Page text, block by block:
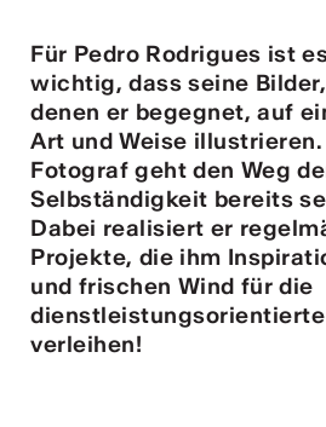
...
Für Pedro Rodrigues ist
wichtig, dass seine
denen er begegnet, auf
Art und Weise
Fotograf geht den Weg
Selbständigkeit bereits
Dabei realisiert er
Projekte, die ihm
und frischen Wind für die
verleihen!